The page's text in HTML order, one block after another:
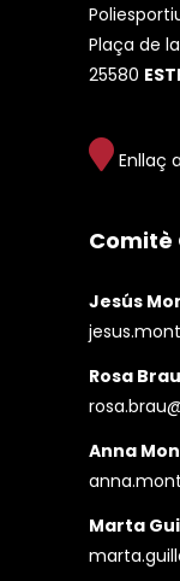
Plaça de
25580
Enllaç
Jesús
Rosa Brau
Anna
Marta